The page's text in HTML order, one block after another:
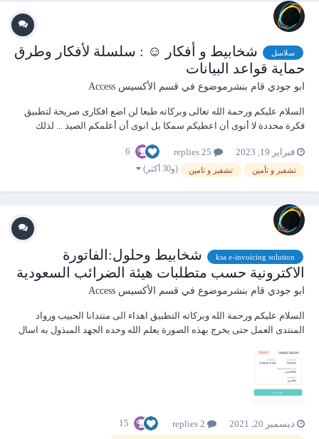
سلاسل
شخابيط و أفكار ☺ : سلسلة لأفكار وطرق
حماية قواعد البيانات
ابو جودي قام بنشرموضوع في قسم الأكسيس Access
السلام عليكم ورحمة الله تعالى وبركاته طبعا لن اضع افكارى صريحة لتطبيق
فكرة محددة لا أنوى أن اعطيكم سمكا بل انوى أن أعلمكم الصيد ... لذلك
كل منكم بدلوه فى التطبيق وليستحضر بنات افكاره كما يترأى له 1- ال...
فبراير 19, 2023 6
تشفير و تأمين تشفير و تامين (و30 أكثر)
ksa e-invoicing solution
شخابيط وحلول:الفاتورة
الاكترونية حسب متطلبات هيئة الضرائب السعودية
ابو جودي قام بنشرموضوع في قسم الأكسيس Access
السلام عليكم ورحمة الله وبركاته التطبيق اهداء الى منتدانا الحبيب ورواد
المنتدى العمل حتى يخرج بهذه الصورة يعلم الله وحده الجهد المبذول به اسال
becomes an authorized e-invoicing solution provider in Saudi Arabia...
ديسمبر 20, 2021 15